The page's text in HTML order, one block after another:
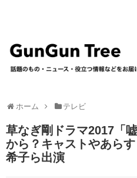
ホーム テレビ
草なぎ剛ドラマ2017「
から？キャストやあら
希子ら出演